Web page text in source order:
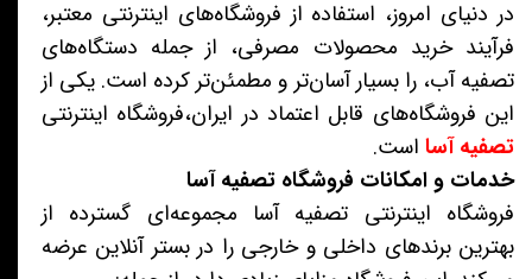
در دنیای امروز، استفاده از فروشگاه‌های اینترنتی معتبر،
فرآیند خرید محصولات مصرفی، از جمله دستگاه‌های
تصفیه آب، را بسیار آسان‌تر و مطمئن‌تر کرده است. یکی از
این فروشگاه‌های قابل اعتماد در ایران،فروشگاه اینترنتی
تصفیه آسا است.
خدمات و امکانات فروشگاه تصفیه آسا
فروشگاه اینترنتی تصفیه آسا مجموعه‌ای گسترده از
بهترین برندهای داخلی و خارجی را در بستر آنلاین عرضه